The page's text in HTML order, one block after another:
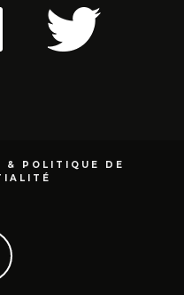
& POLITIQUE DE